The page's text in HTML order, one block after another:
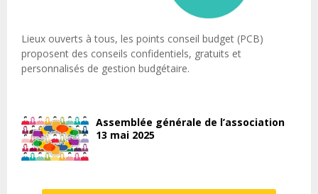
Lieux ouverts à tous, les points conseil budget (PCB)
proposent des conseils confidentiels, gratuits et
personnalisés de gestion budgétaire.
Assemblée générale de l’association
13 mai 2025